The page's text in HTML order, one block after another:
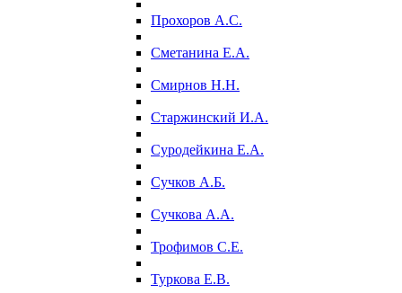
Прохоров А.С.
Сметанина Е.А.
Смирнов Н.Н.
Старжинский И.А.
Суродейкина Е.А.
Сучков А.Б.
Сучкова А.А.
Трофимов С.Е.
Туркова Е.В.